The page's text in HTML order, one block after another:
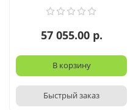
57 055.00 р.
В корзину
Быстрый заказ